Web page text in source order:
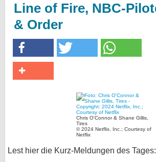
Line of Fire, NBC-
& Order
Chris O'Connor & Shane Gillis,
Tires
© 2024 Netflix, Inc.; Courtesy of
Netflix
Lest hier die Kurz-Meldungen des Tages:
Specials
Gewinnspiele
bei Facebook